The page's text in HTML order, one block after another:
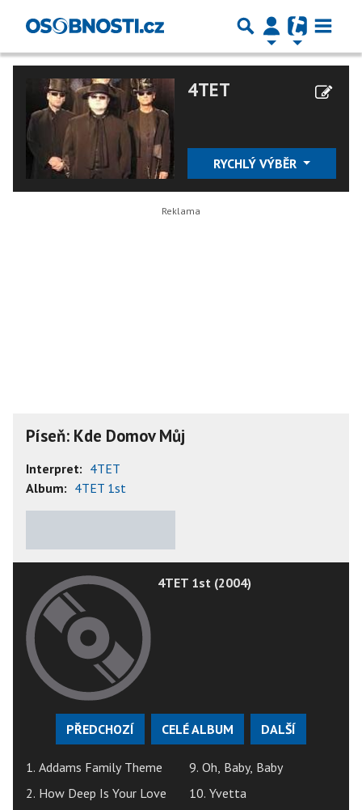
4TET
RYCHLÝ VÝBĚR
Píseň: Kde Domov Můj
Interpret: 4TET
Album: 4TET 1st
4TET 1st (2004)
PŘEDCHOZÍ CELÉ ALBUM DALŠÍ
1. Addams Family Theme
2. How Deep Is Your Love
9. Oh, Baby, Baby
10. Yvetta